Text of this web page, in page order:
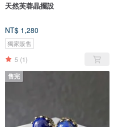
天然芙蓉晶擺設
NT$ 1,280
獨家販售
5 (1)
售完